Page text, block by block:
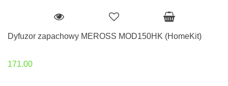
Dyfuzor zapachowy MEROSS MOD150HK (HomeKit)
171.00